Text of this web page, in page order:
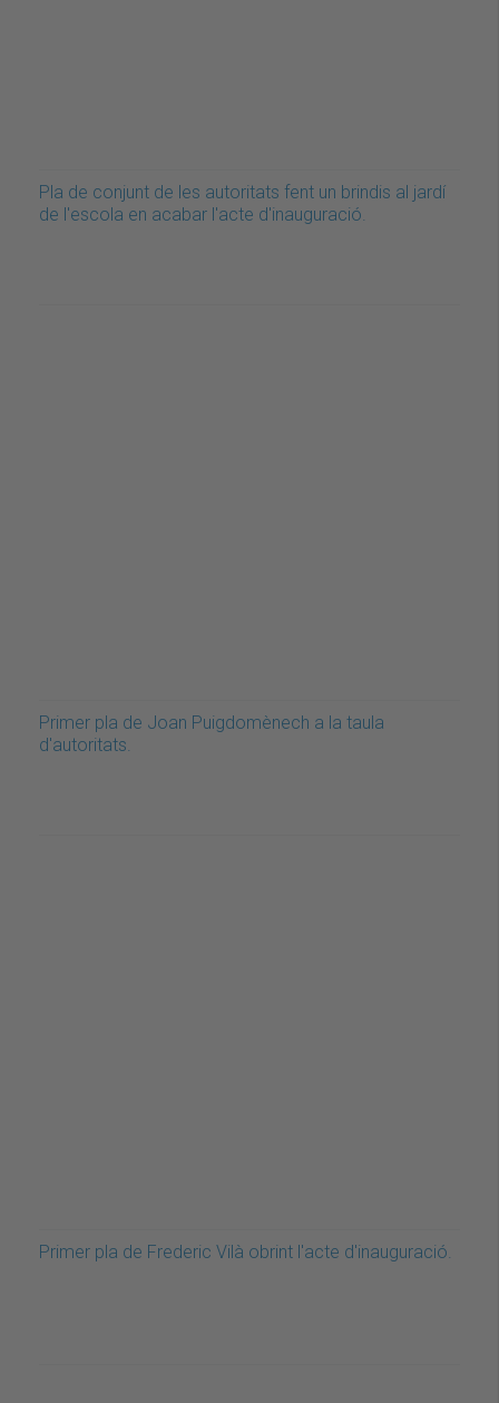
Pla de conjunt de les autoritats fent un brindis al jardí
de l'escola en acabar l'acte d'inauguració.
Primer pla de Joan Puigdomènech a la taula
d'autoritats.
Primer pla de Frederic Vilà obrint l'acte d'inauguració.